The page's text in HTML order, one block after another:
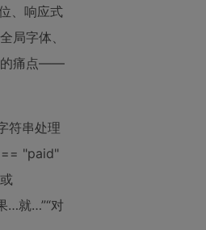
、响应式
局字体、
的痛点——
符串处理
== "paid"
…就…”“对